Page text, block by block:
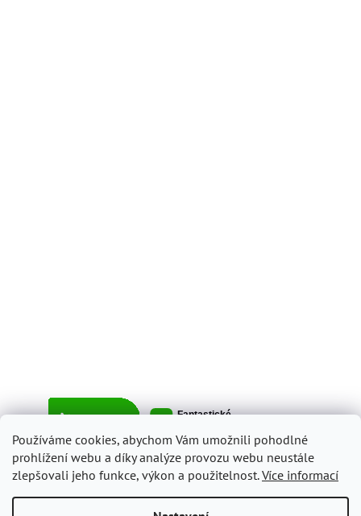
Používáme cookies, abychom Vám umožnili pohodlné
prohlížení webu a díky analýze provozu webu neustále
zlepšovali jeho funkce, výkon a použitelnost.Více informací